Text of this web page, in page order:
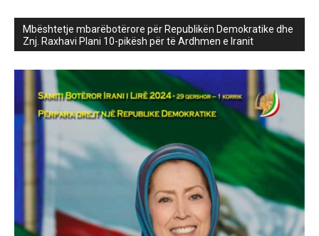
Mbështetje mbarëbotërore për Republikën Demokratike dhe
Znj. Raxhavi Plani 10-pikësh për të Ardhmen e Iranit